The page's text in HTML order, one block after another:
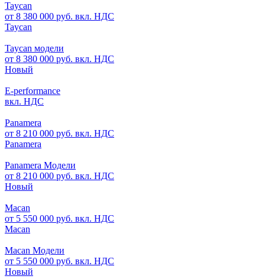
Taycan
от 8 380 000 руб. вкл. НДС
Taycan
Taycan модели
от 8 380 000 руб. вкл. НДС
Новый
E-performance
вкл. НДС
Panamera
от 8 210 000 руб. вкл. НДС
Panamera
Panamera Модели
от 8 210 000 руб. вкл. НДС
Новый
Macan
от 5 550 000 руб. вкл. НДС
Macan
Macan Модели
от 5 550 000 руб. вкл. НДС
Новый